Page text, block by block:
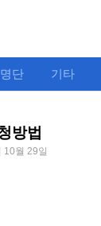
단 기타
방법
10월 29일